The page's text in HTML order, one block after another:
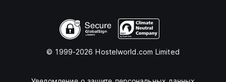
© 1999-2026 Hostelworld.com Limited